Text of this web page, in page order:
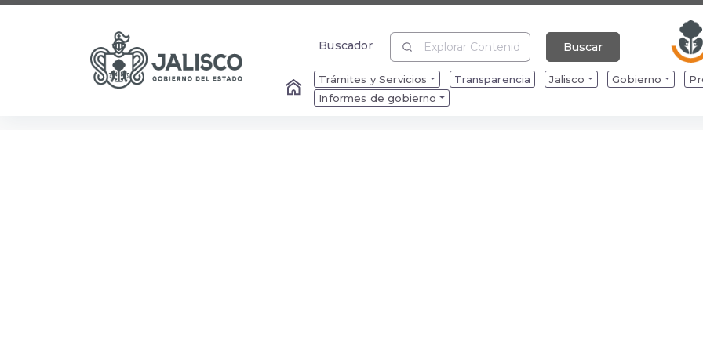
Buscador
Buscar
Trámites y Servicios Transparencia Jalisco Gobierno
Informes de gobierno